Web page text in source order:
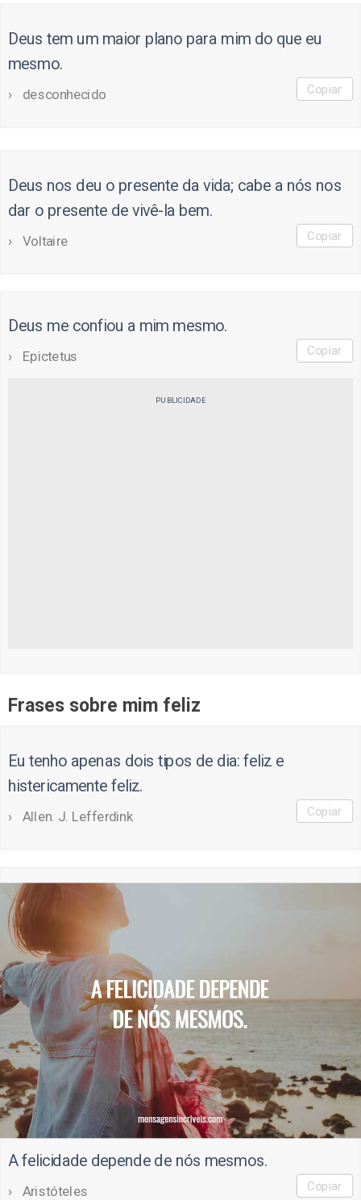
Deus tem um maior plano para mim do que eu
mesmo.
desconhecido Copiar
Deus nos deu o presente da vida; cabe a nós nos
dar o presente de vivê-la bem.
Voltaire Copiar
Deus me confiou a mim mesmo.
Epictetus Copiar
PUBLICIDADE
Frases sobre mim feliz
Eu tenho apenas dois tipos de dia: feliz e
histericamente feliz.
Allen. J. Lefferdink Copiar
A felicidade depende de nós mesmos.
Aristóteles Copiar